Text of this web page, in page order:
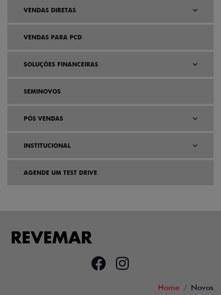
VENDAS DIRETAS
VENDAS PARA PCD
SOLUÇÕES FINANCEIRAS
SEMINOVOS
PÓS VENDAS
INSTITUCIONAL
AGENDE UM TEST DRIVE
Home Novos